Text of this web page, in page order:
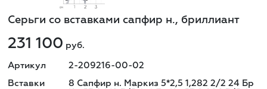
Серьги со вставками сапфир н., бриллиант
231 100 руб.
Артикул 2-209216-00-02
Вставки
8 Сапфир н. Маркиз 5*2,5 1,282 2/2 24 Бр